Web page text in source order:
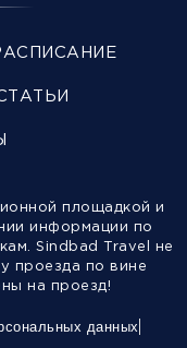
площадкой и
информации по
Sindbad Travel не
проезда по вине
на проезд!
данных